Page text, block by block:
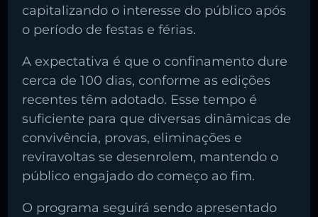
Buscar rádio
capitalizando o interesse do público após
o período de festas e férias.
A expectativa é que o confinamento dure
cerca de 100 dias, conforme as edições
recentes têm adotado. Esse tempo é
suficiente para que diversas dinâmicas de
convivência, provas, eliminações e
reviravoltas se desenrolem, mantendo o
público engajado do começo ao fim.
O programa seguirá sendo apresentado